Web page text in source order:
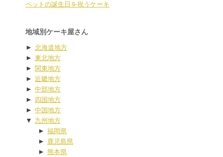
ペットの誕生日を祝うケーキ
地域別ケーキ屋さん
► 北海道地方
► 東北地方
► 関東地方
► 近畿地方
► 中部地方
► 四国地方
► 中国地方
▼ 九州地方
► 福岡県
► 鹿児島県
► 熊本県